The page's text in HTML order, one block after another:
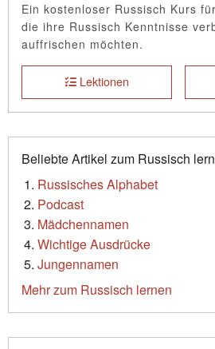
Ein kostenloser Russisch Kurs
die ihre Russisch Kenntnisse
auffrischen möchten.
Lektionen
Beliebte Artikel zum Russisch
Russisches Alphabet
Podcast
Mädchennamen
Wichtige Ausdrücke
Jungennamen
Mehr zum Russisch lernen